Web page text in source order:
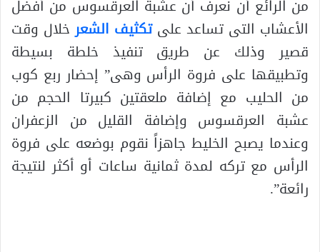
من الرائع أن نعرف أن عشبة العرقسوس من أفضل
الأعشاب التى تساعد علىتكثيف الشعر خلال وقت
قصير وذلك عن طريق تنفيذ خلطة بسيطة
وتطبيقها على فروة الرأس وهى” إحضار ربع كوب
من الحليب مع إضافة ملعقتين كبيرتا الحجم من
عشبة العرقسوس وإضافة القليل من الزعفران
وعندما يصبح الخليط جاهزاً نقوم بوضعه على فروة
الرأس مع تركه لمدة ثمانية ساعات أو أكثر لنتيجة
رائعة”.